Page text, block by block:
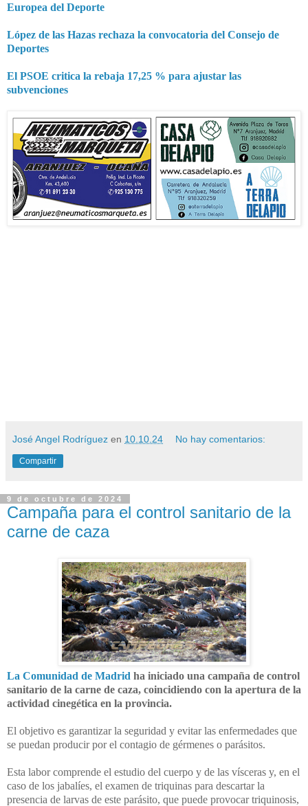
Europea del Deporte
López de las Hazas rechaza la convocatoria del Consejo de
Deportes
El PSOE critica la rebaja 17,25 % para ajustar las
subvenciones
José Angel Rodríguez en 10.10.24 No hay comentarios:
Compartir
9 de octubre de 2024
Campaña para el control sanitario de la
carne de caza
La Comunidad de Madrid ha iniciado una campaña de control
sanitario de la carne de caza, coincidiendo con la apertura de la
actividad cinegética en la provincia.
El objetivo es garantizar la seguridad y evitar las enfermedades que
se puedan producir por el contagio de gérmenes o parásitos.
Esta labor comprende el estudio del cuerpo y de las vísceras y, en el
caso de los jabalíes, el examen de triquinas para descartar la
presencia de larvas de este parásito, que puede provocar triquinosis,